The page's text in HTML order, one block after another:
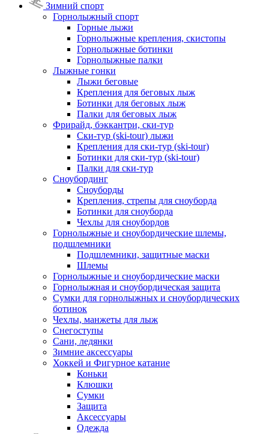
Зимний спорт
Горнолыжный спорт
Горные лыжи
Горнолыжные крепления, скистопы
Горнолыжные ботинки
Горнолыжные палки
Лыжные гонки
Лыжи беговые
Крепления для беговых лыж
Ботинки для беговых лыж
Палки для беговых лыж
Фрирайд, бэккантри, ски-тур
Ски-тур (ski-tour) лыжи
Крепления для ски-тур (ski-tour)
Ботинки для ски-тур (ski-tour)
Палки для ски-тур
Сноубординг
Сноуборды
Крепления, стрепы для сноуборда
Ботинки для сноуборда
Чехлы для сноубордов
Горнолыжные и сноубордические шлемы,
подшлемники
Подшлемники, защитные маски
Шлемы
Горнолыжные и сноубордические маски
Горнолыжная и сноубордическая защита
Сумки для горнолыжных и сноубордических
ботинок
Чехлы, манжеты для лыж
Снегоступы
Сани, ледянки
Зимние аксессуары
Хоккей и Фигурное катание
Коньки
Клюшки
Сумки
Защита
Аксессуары
Одежда